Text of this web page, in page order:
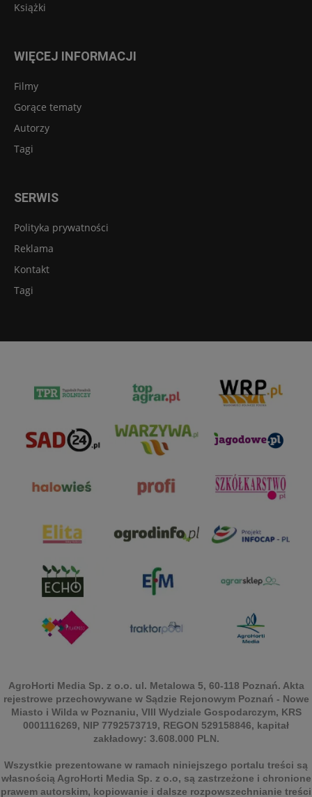
Książki
WIĘCEJ INFORMACJI
Filmy
Gorące tematy
Autorzy
Tagi
SERWIS
Polityka prywatności
Reklama
Kontakt
Tagi
AgroHorti Media Sp. z o.o. ul. Metalowa 5, 60-118 Poznań. Akta
rejestrowe przechowywane w Sądzie Rejonowym Poznań - Nowe
Miasto i Wilda w Poznaniu, VIII Wydziale Gospodarczym, KRS
0001116269, NIP 7792573719, REGON 529158846, kapitał
zakładowy: 3.608.000 PLN.
Wszystkie prezentowane w ramach niniejszego portalu treści są
własnością AgroHorti Media Sp. z o.o, są zastrzeżone i chronione
prawem autorskim, kopiowanie i dalsze rozpowszechnianie treści